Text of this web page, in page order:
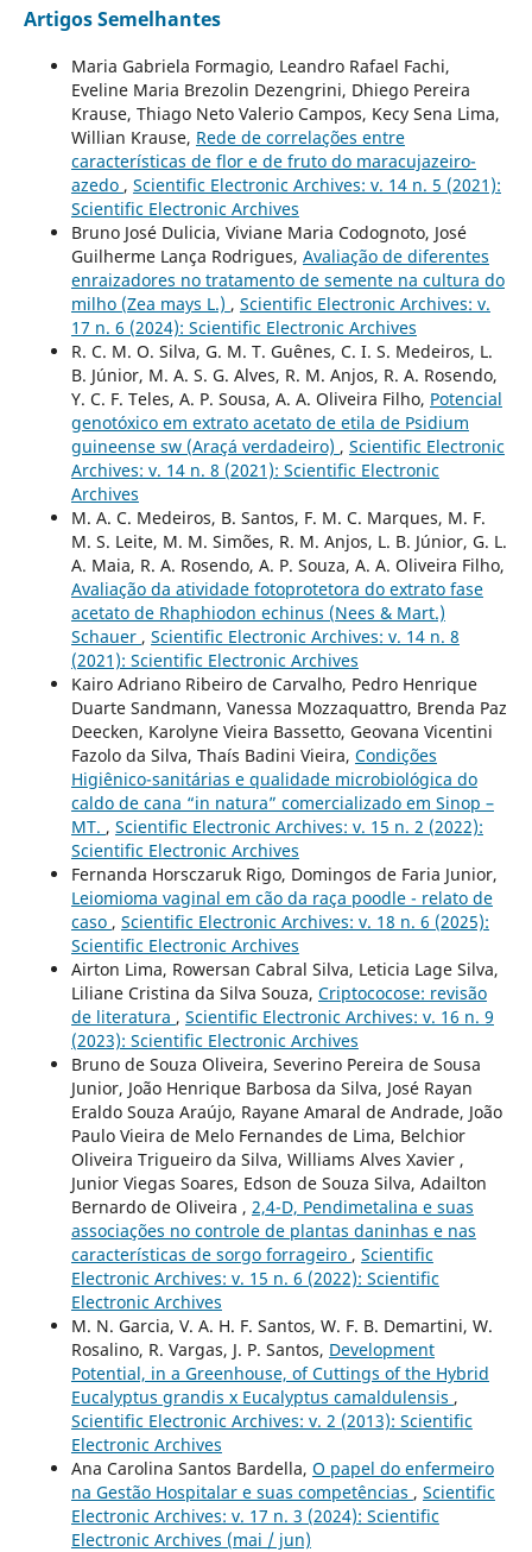
Artigos Semelhantes
Maria Gabriela Formagio, Leandro Rafael Fachi,
Eveline Maria Brezolin Dezengrini, Dhiego Pereira
Krause, Thiago Neto Valerio Campos, Kecy Sena Lima,
Willian Krause, Rede de correlações entre
características de flor e de fruto do maracujazeiro-
azedo , Scientific Electronic Archives: v. 14 n. 5 (2021):
Scientific Electronic Archives
Bruno José Dulicia, Viviane Maria Codognoto, José
Guilherme Lança Rodrigues, Avaliação de diferentes
enraizadores no tratamento de semente na cultura do
milho (Zea mays L.) , Scientific Electronic Archives: v.
17 n. 6 (2024): Scientific Electronic Archives
R. C. M. O. Silva, G. M. T. Guênes, C. I. S. Medeiros, L.
B. Júnior, M. A. S. G. Alves, R. M. Anjos, R. A. Rosendo,
Y. C. F. Teles, A. P. Sousa, A. A. Oliveira Filho, Potencial
genotóxico em extrato acetato de etila de Psidium
guineense sw (Araçá verdadeiro) , Scientific Electronic
Archives: v. 14 n. 8 (2021): Scientific Electronic
Archives
M. A. C. Medeiros, B. Santos, F. M. C. Marques, M. F.
M. S. Leite, M. M. Simões, R. M. Anjos, L. B. Júnior, G. L.
A. Maia, R. A. Rosendo, A. P. Souza, A. A. Oliveira Filho,
Avaliação da atividade fotoprotetora do extrato fase
acetato de Rhaphiodon echinus (Nees & Mart.)
Schauer , Scientific Electronic Archives: v. 14 n. 8
(2021): Scientific Electronic Archives
Kairo Adriano Ribeiro de Carvalho, Pedro Henrique
Duarte Sandmann, Vanessa Mozzaquattro, Brenda Paz
Deecken, Karolyne Vieira Bassetto, Geovana Vicentini
Fazolo da Silva, Thaís Badini Vieira, Condições
Higiênico-sanitárias e qualidade microbiológica do
caldo de cana “in natura” comercializado em Sinop –
MT. , Scientific Electronic Archives: v. 15 n. 2 (2022):
Scientific Electronic Archives
Fernanda Horsczaruk Rigo, Domingos de Faria Junior,
Leiomioma vaginal em cão da raça poodle - relato de
caso , Scientific Electronic Archives: v. 18 n. 6 (2025):
Scientific Electronic Archives
Airton Lima, Rowersan Cabral Silva, Leticia Lage Silva,
Liliane Cristina da Silva Souza, Criptococose: revisão
de literatura , Scientific Electronic Archives: v. 16 n. 9
(2023): Scientific Electronic Archives
Bruno de Souza Oliveira, Severino Pereira de Sousa
Junior, João Henrique Barbosa da Silva, José Rayan
Eraldo Souza Araújo, Rayane Amaral de Andrade, João
Paulo Vieira de Melo Fernandes de Lima, Belchior
Oliveira Trigueiro da Silva, Williams Alves Xavier ,
Junior Viegas Soares, Edson de Souza Silva, Adailton
Bernardo de Oliveira , 2,4-D, Pendimetalina e suas
associações no controle de plantas daninhas e nas
características de sorgo forrageiro , Scientific
Electronic Archives: v. 15 n. 6 (2022): Scientific
Electronic Archives
M. N. Garcia, V. A. H. F. Santos, W. F. B. Demartini, W.
Rosalino, R. Vargas, J. P. Santos, Development
Potential, in a Greenhouse, of Cuttings of the Hybrid
Eucalyptus grandis x Eucalyptus camaldulensis ,
Scientific Electronic Archives: v. 2 (2013): Scientific
Electronic Archives
Ana Carolina Santos Bardella, O papel do enfermeiro
na Gestão Hospitalar e suas competências , Scientific
Electronic Archives: v. 17 n. 3 (2024): Scientific
Electronic Archives (mai / jun)